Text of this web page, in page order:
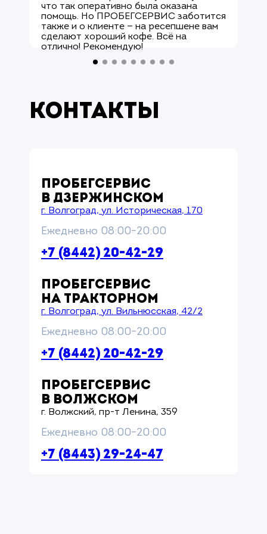
что так оперативно была оказана
помощь. Но ПРОБЕГСЕРВИС заботится
также и о клиенте — на ресепшене вам
сделают хороший кофе. Всё на
отлично! Рекомендую!
Контакты
ПРОБЕГСЕРВИС
В ДЗЕРЖИНСКОМ
г. Волгоград, ул. Историческая, 170
Ежедневно 08:00–20:00
+7 (8442) 20-42-29
ПРОБЕГСЕРВИС
НА ТРАКТОРНОМ
г. Волгоград, ул. Вильнюсская, 42/2
Ежедневно 08:00–20:00
+7 (8442) 20-42-29
ПРОБЕГСЕРВИС
В ВОЛЖСКОМ
г. Волжский, пр-т Ленина, 359
Ежедневно 08:00–20:00
+7 (8443) 29-24-47